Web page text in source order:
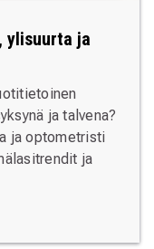
ylisuurta ja
ja talvena?
ja optometristi
ja